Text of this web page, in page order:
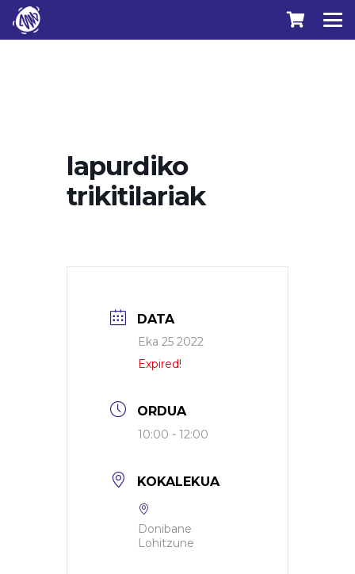
lapurdiko
trikitilariak
DATA
Eka 25 2022
Expired!
ORDUA
10:00 - 12:00
KOKALEKUA
Donibane
Lohitzune